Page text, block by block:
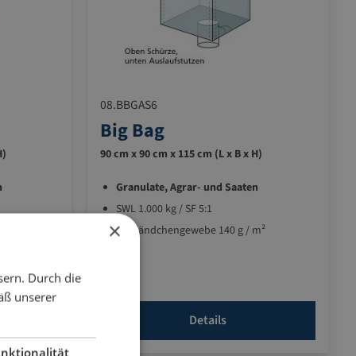
08.BBGAS6
Big Bag
90 cm x 90 cm x 115 cm (L x B x H)
Granulate, Agrar- und Saaten
SWL 1.000 kg / SF 5:1
PP-Bändchengewebe 140 g / m²
Details
×
Durch die
unserer